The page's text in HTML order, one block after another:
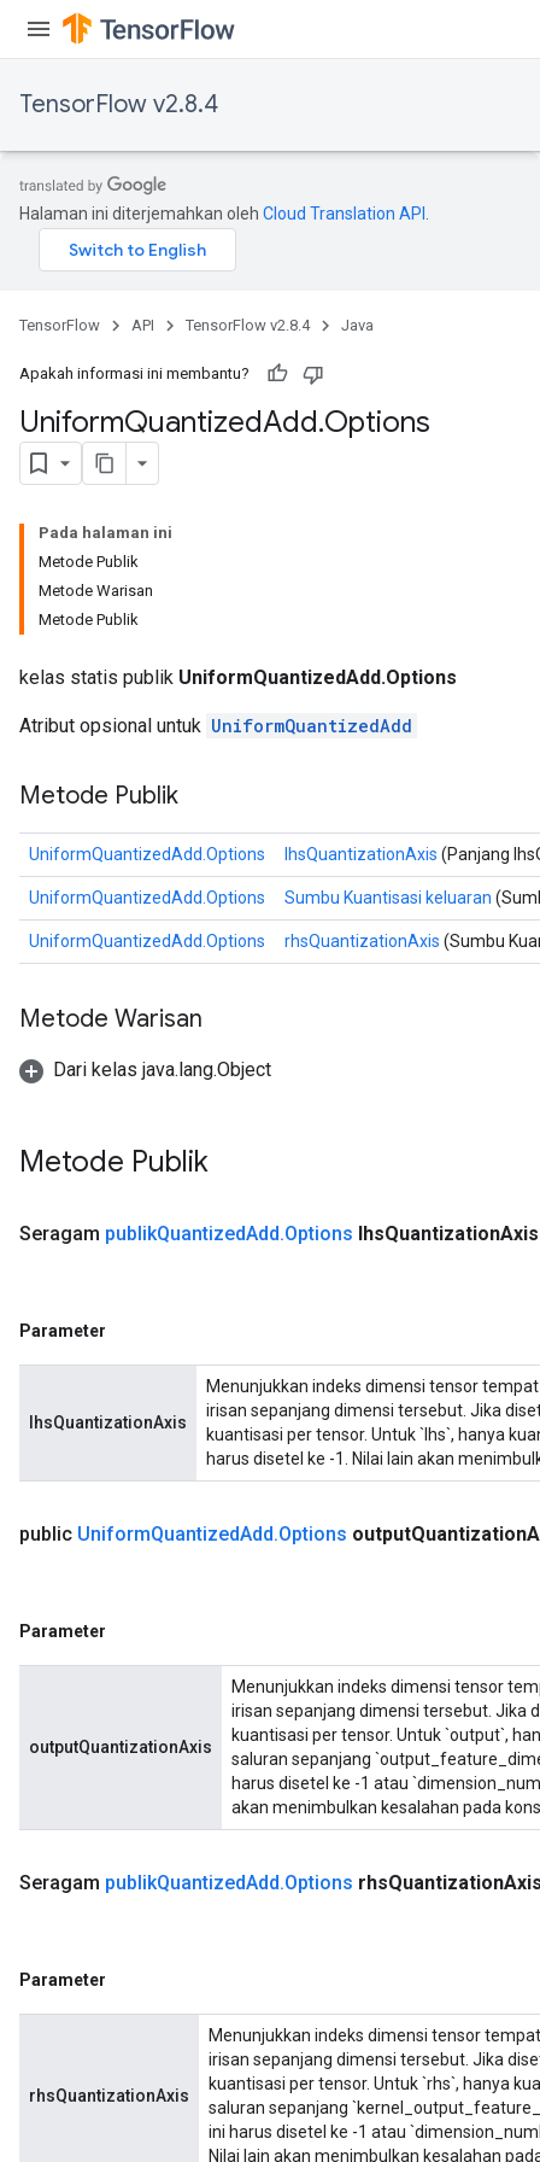
TensorFlow v2.8.4
Halaman ini diterjemahkan oleh Cloud Translation API
TensorFlow API TensorFlow v2.8.4 Java
Apakah informasi ini membantu?
UniformQuantizedAdd.Options
Pada halaman ini
Metode Publik
Metode Warisan
Metode Publik
kelas statis publik UniformQuantizedAdd.Options
Atribut opsional untuk UniformQuantizedAdd
Metode Publik
UniformQuantizedAdd.Options lhsQuantizationAxis (Panjang
UniformQuantizedAdd.Options Sumbu Kuantisasi keluaran
UniformQuantizedAdd.Options rhsQuantizationAxis (Sumbu
Metode Warisan
Dari kelas java.lang.Object
Metode Publik
Seragam publikQuantizedAdd.Options lhsQuantizationAxis
Parameter
lhsQuantizationAxis
Menunjukkan indeks dimensi tensor
irisan sepanjang dimensi tersebut. Jika
kuantisasi per tensor. Untuk `lhs`, hanya
harus disetel ke -1. Nilai lain akan
public UniformQuantizedAdd.Options outputQuantization
Parameter
outputQuantizationAxis
Menunjukkan indeks dimensi tensor
irisan sepanjang dimensi tersebut. Jika
kuantisasi per tensor. Untuk `output`,
saluran sepanjang
harus disetel ke -1 atau
akan menimbulkan kesalahan pada
Seragam publikQuantizedAdd.Options rhsQuantization
Parameter
rhsQuantizationAxis
Menunjukkan indeks dimensi tensor
irisan sepanjang dimensi tersebut. Jika
kuantisasi per tensor. Untuk `rhs`, hanya
saluran sepanjang
ini harus disetel ke -1 atau
Nilai lain akan menimbulkan kesalahan